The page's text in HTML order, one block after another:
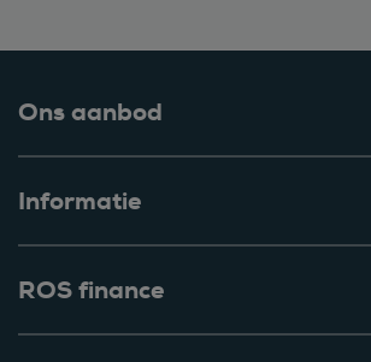
Ons aanbod
Informatie
ROS finance